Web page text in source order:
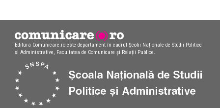
Editura Comunicare.ro este departament în cadrul Școlii Naționale de Studii Politice
și Administrative, Facultatea de Comunicare și Relații Publice.